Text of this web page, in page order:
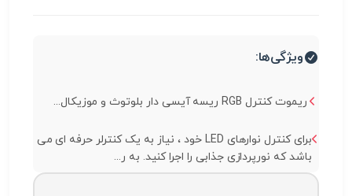
ویژگی‌ها:
ریموت کنترل RGB ریسه آیسی دار بلوتوث و موزیکال...
برای کنترل نوارهای LED خود ، نیاز به یک کنترلر حرفه ای می
باشد که نورپردازی جذابی را اجرا کنید. به ر...